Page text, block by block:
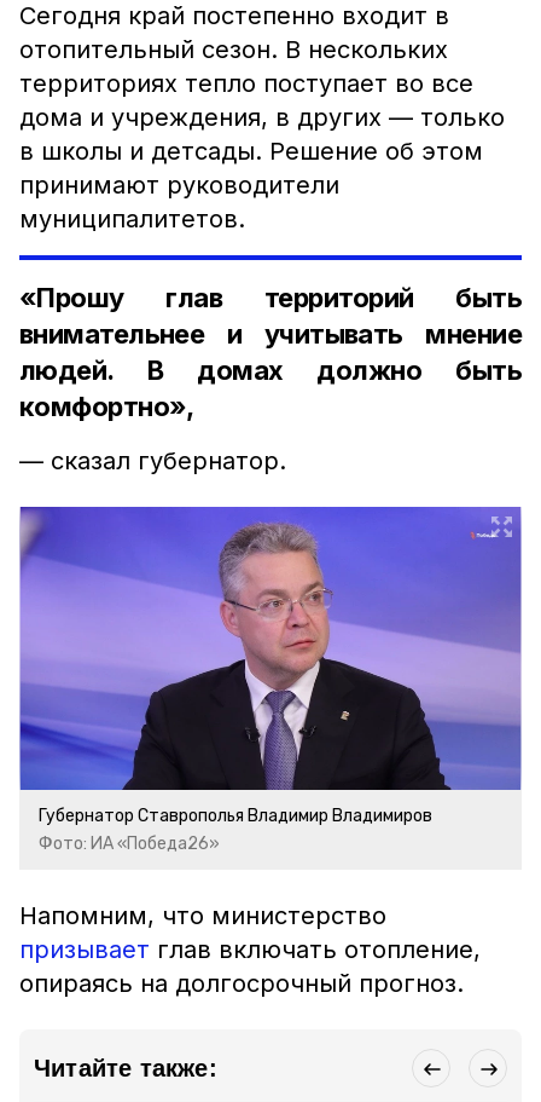
Сегодня край постепенно входит в
отопительный сезон. В нескольких
территориях тепло поступает во все
дома и учреждения, в других — только
в школы и детсады. Решение об этом
принимают руководители
муниципалитетов.
«Прошу глав территорий быть
внимательнее и учитывать мнение
людей. В домах должно быть
комфортно»,
— сказал губернатор.
Губернатор Ставрополья Владимир Владимиров
Фото: ИА «Победа26»
Напомним, что министерство
призывает глав включать отопление,
опираясь на долгосрочный прогноз.
Читайте также: